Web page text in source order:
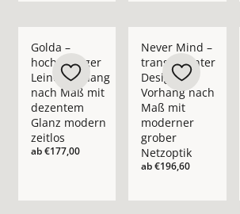
Golda –
hochwertiger
Leinenvorhang
nach Maß mit
dezentem
Glanz modern
zeitlos
ab€177,00
Never Mind –
transparenter
Design-
Vorhang nach
Maß mit
moderner
grober
Netzoptik
ab€196,60